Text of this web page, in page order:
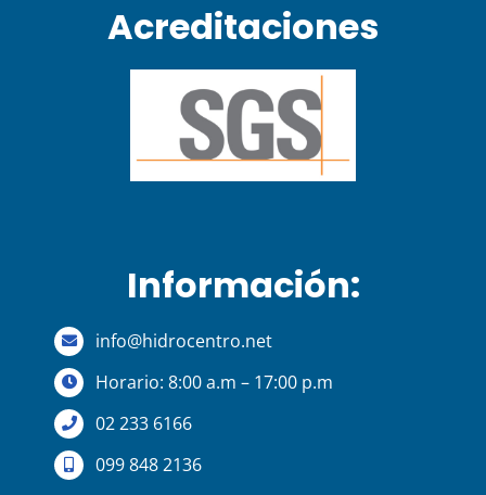
Acreditaciones
Información:
info@hidrocentro.net
Horario: 8:00 a.m – 17:00 p.m
02 233 6166
099 848 2136